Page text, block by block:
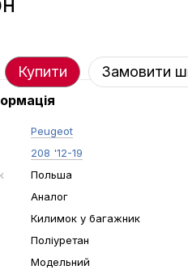
Купити Замовити
Peugeot
208 '12-19
Польша
Аналог
Килимок у багажник
Поліуретан
Модельний